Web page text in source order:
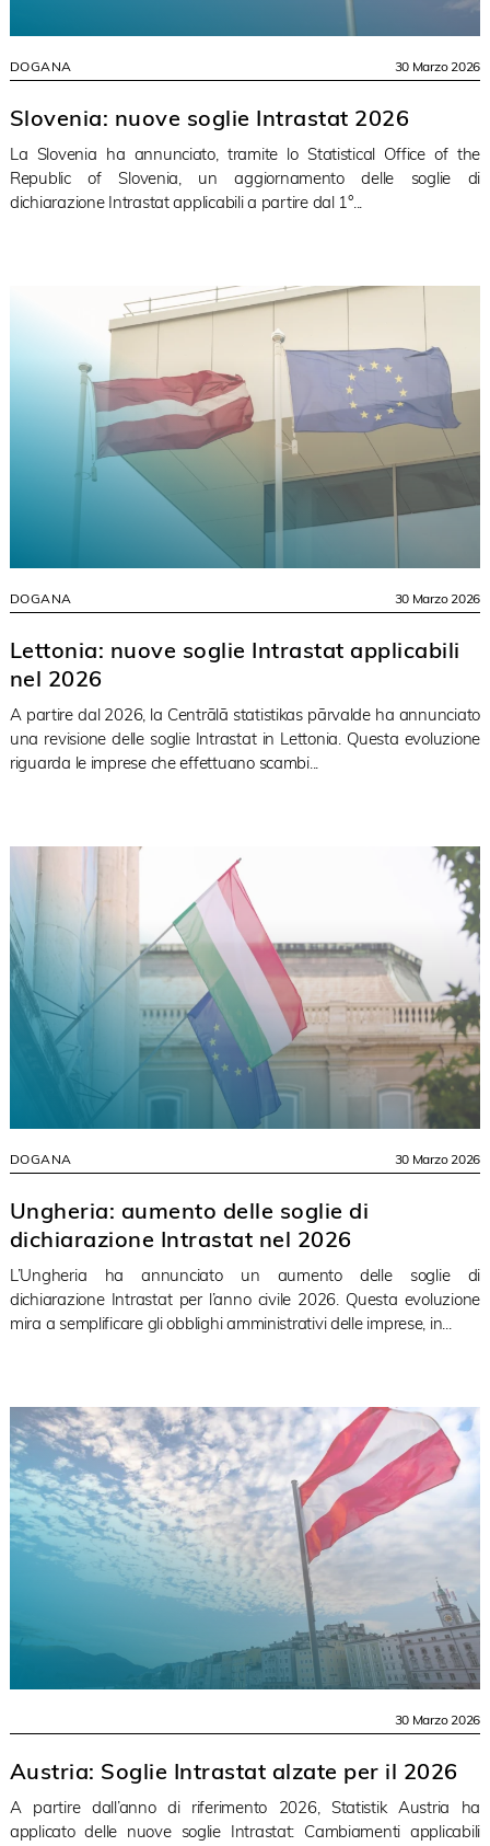
DOGANA 30 Marzo 2026
Slovenia: nuove soglie Intrastat 2026
La Slovenia ha annunciato, tramite lo Statistical Office of the
Republic of Slovenia, un aggiornamento delle soglie di
dichiarazione Intrastat applicabili a partire dal 1°...
DOGANA 30 Marzo 2026
Lettonia: nuove soglie Intrastat applicabili
nel 2026
A partire dal 2026, la Centrālā statistikas pārvalde ha annunciato
una revisione delle soglie Intrastat in Lettonia. Questa evoluzione
riguarda le imprese che effettuano scambi...
DOGANA 30 Marzo 2026
Ungheria: aumento delle soglie di
dichiarazione Intrastat nel 2026
L’Ungheria ha annunciato un aumento delle soglie di
dichiarazione Intrastat per l’anno civile 2026. Questa evoluzione
mira a semplificare gli obblighi amministrativi delle imprese, in...
30 Marzo 2026
Austria: Soglie Intrastat alzate per il 2026
A partire dall’anno di riferimento 2026, Statistik Austria ha
applicato delle nuove soglie Intrastat: Cambiamenti applicabili